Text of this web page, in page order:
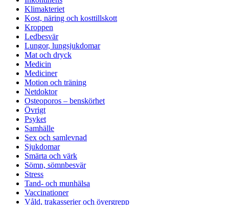
Klimakteriet
Kost, näring och kosttillskott
Kroppen
Ledbesvär
Lungor, lungsjukdomar
Mat och dryck
Medicin
Mediciner
Motion och träning
Netdoktor
Osteoporos – benskörhet
Övrigt
Psyket
Samhälle
Sex och samlevnad
Sjukdomar
Smärta och värk
Sömn, sömnbesvär
Stress
Tand- och munhälsa
Vaccinationer
Våld, trakasserier och övergrepp